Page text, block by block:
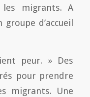
migrants. A
d’accueil
peur. » Des
pour prendre
migrants. Une